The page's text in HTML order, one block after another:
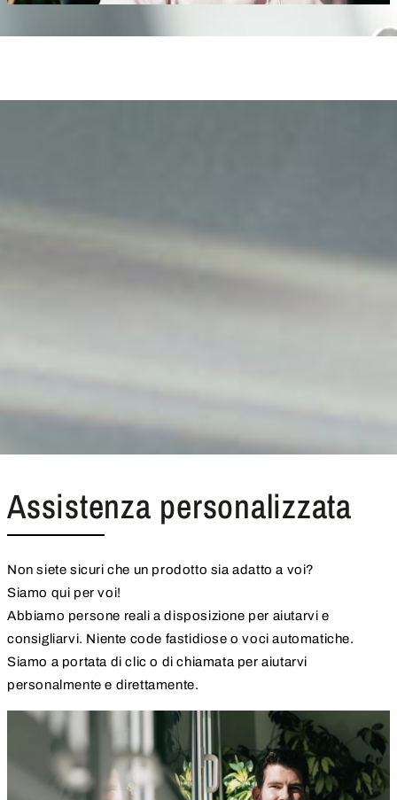
Assistenza personalizzata
Non siete sicuri che un prodotto sia adatto a voi?
Siamo qui per voi!
Abbiamo persone reali a disposizione per aiutarvi e
consigliarvi. Niente code fastidiose o voci automatiche.
Siamo a portata di clic o di chiamata per aiutarvi
personalmente e direttamente.